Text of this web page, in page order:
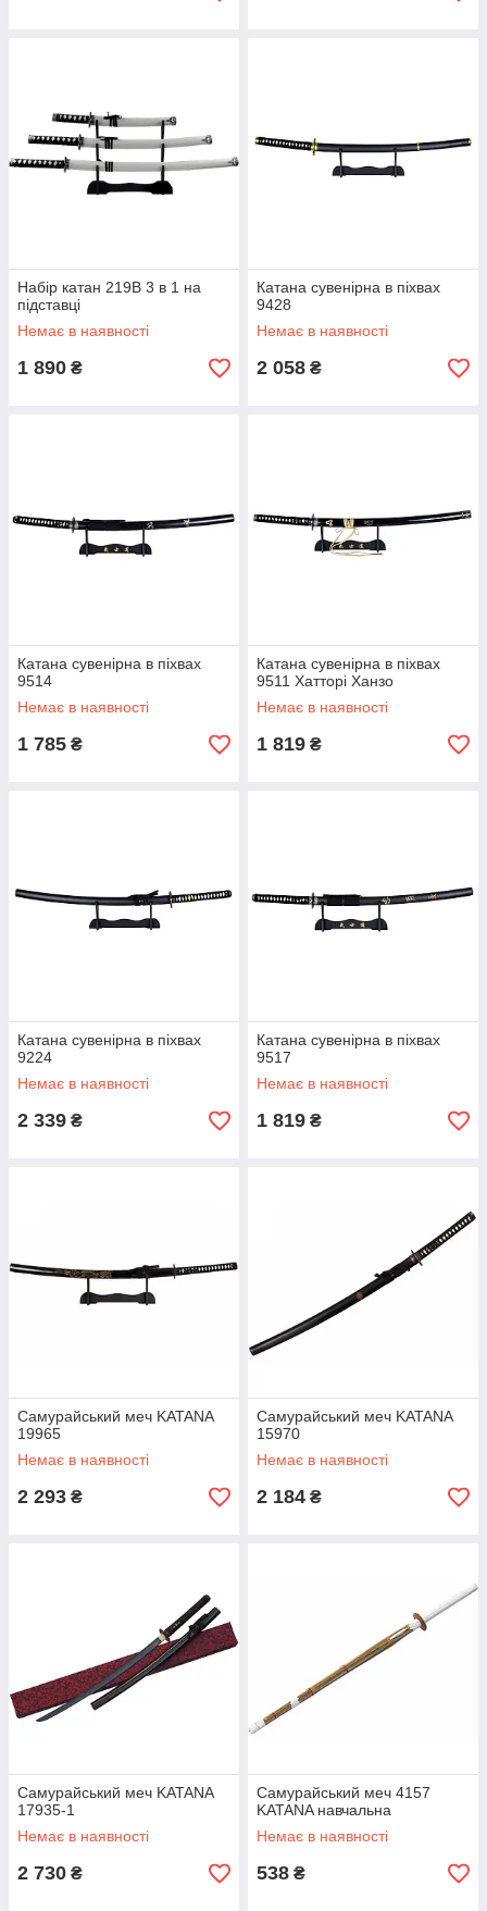
Набір катан 219B 3 в 1 на
підставці
Немає в наявності
1 890 ₴
Катана сувенірна в піхвах
9428
Немає в наявності
2 058 ₴
Катана сувенірна в піхвах
9514
Немає в наявності
1 785 ₴
Катана сувенірна в піхвах
9511 Хатторі Ханзо
Немає в наявності
1 819 ₴
Катана сувенірна в піхвах
9224
Немає в наявності
2 339 ₴
Катана сувенірна в піхвах
9517
Немає в наявності
1 819 ₴
Самурайський меч KATANA
19965
Немає в наявності
2 293 ₴
Самурайський меч KATANA
15970
Немає в наявності
2 184 ₴
Самурайський меч KATANA
17935-1
Немає в наявності
2 730 ₴
Самурайський меч 4157
KATANA навчальна
Немає в наявності
538 ₴